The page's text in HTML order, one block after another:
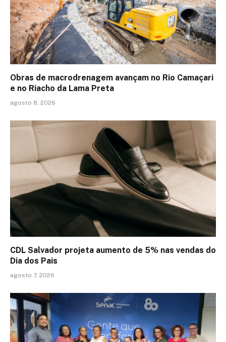
Obras de macrodrenagem avançam no Rio Camaçari
e no Riacho da Lama Preta
agosto 8, 2026
CDL Salvador projeta aumento de 5% nas vendas do
Dia dos Pais
agosto 7, 2026